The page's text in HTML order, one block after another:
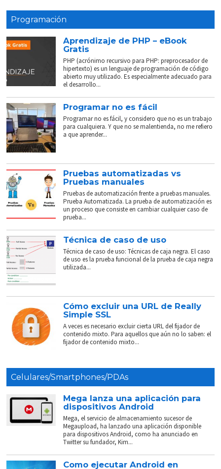
Programación
Aprendizaje de PHP – eBook
Gratis
PHP (acrónimo recursivo para PHP: preprocesador de
hipertexto) es un lenguaje de programación de código
abierto muy utilizado. Es especialmente adecuado para
el desarrollo...
Programar no es fácil
Programar no es fácil, y considero que no es un trabajo
para cualquiera. Y que no se malentienda, no me refiero
a que aprender...
Pruebas automatizadas vs
Pruebas manuales
Pruebas de automatización frente a pruebas manuales.
Prueba Automatizada. La prueba de automatización es
un proceso que consiste en cambiar cualquier caso de
prueba...
Técnica de caso de uso
Técnica de caso de uso: Técnicas de caja negra. El caso
de uso es la prueba funcional de la prueba de caja negra
utilizada...
Cómo excluir una URL de Really
Simple SSL
A veces es necesario excluir cierta URL del fijador de
contenido mixto. Para aquellos que aún no lo saben: el
fijador de contenido mixto...
Celulares/Smartphones/PDAs
Mega lanza una aplicación para
dispositivos Android
Mega, el servicio de almacenamiento sucesor de
Megaupload, ha lanzado una aplicación disponible
para dispositivos Android, como ha anunciado en
Twitter su fundador, Kim...
Como ejecutar Android en